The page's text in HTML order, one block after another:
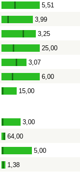
- 5,51
- 3,99
- 3,25
- 25,00
- 3,07
- 6,00
- 15,00
- 3,00
- 64,00
- 5,00
- 1,38